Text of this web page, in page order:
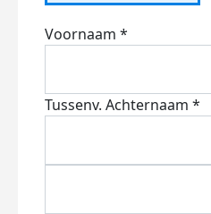
Voornaam *
Tussenv. Achternaam *